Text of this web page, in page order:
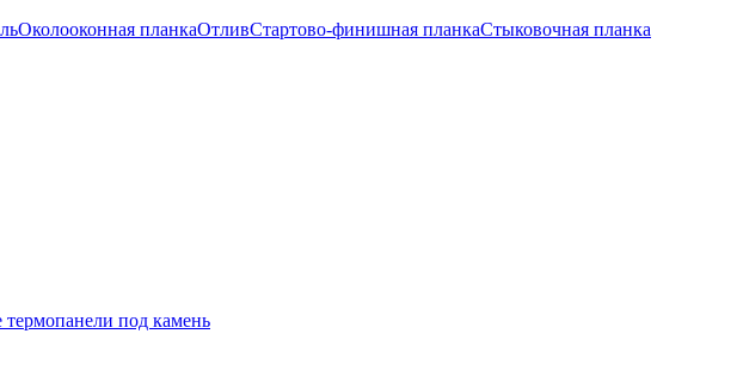
Околооконная планкаОтливСтартово-финишная планкаСтыковочная планка
под камень